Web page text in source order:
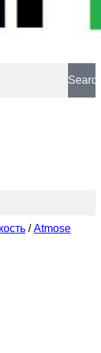
/Atmose